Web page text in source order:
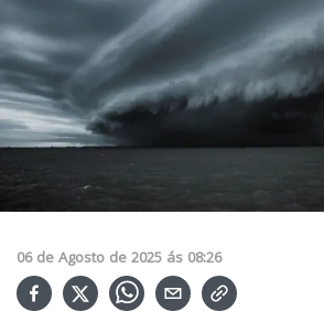
06 de Agosto de 2025 ás 08:26